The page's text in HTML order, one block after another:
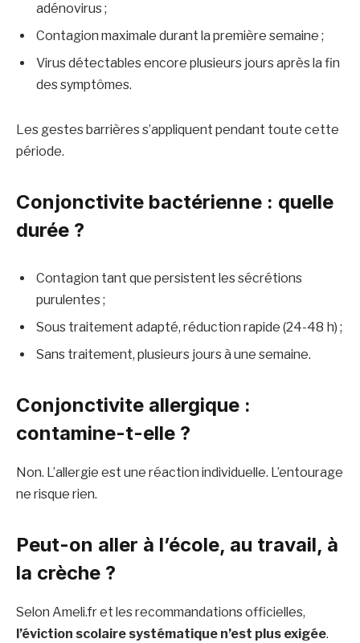
adénovirus ;
Contagion maximale durant la première semaine ;
Virus détectables encore plusieurs jours après la fin
des symptômes.
Les gestes barrières s’appliquent pendant toute cette
période.
Conjonctivite bactérienne : quelle
durée ?
Contagion tant que persistent les sécrétions
purulentes ;
Sous traitement adapté, réduction rapide (24-48 h) ;
Sans traitement, plusieurs jours à une semaine.
Conjonctivite allergique :
contamine-t-elle ?
Non. L’allergie est une réaction individuelle. L’entourage
ne risque rien.
Peut-on aller à l’école, au travail, à
la crèche ?
Selon Ameli.fr et les recommandations officielles,
l’éviction scolaire systématique n’est plus exigée.